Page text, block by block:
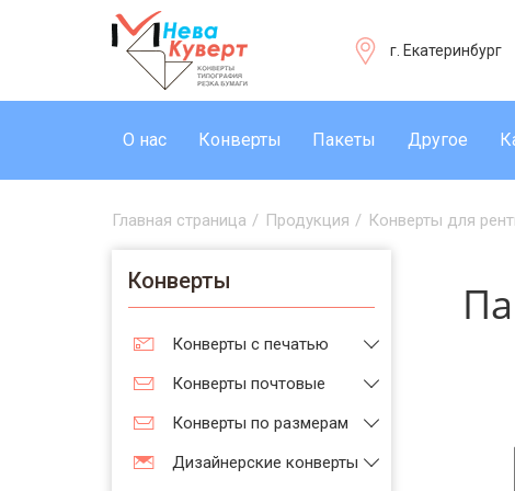
г. Екатеринбург
О нас Конверты Пакеты Другое
Главная страница / Продукция / Конверты для
Конверты
Конверты с печатью
Конверты почтовые
Конверты по размерам
Дизайнерские конверты